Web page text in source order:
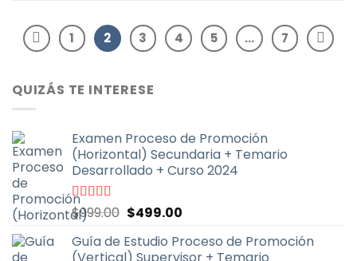
1 2 3 4 5 … 7
QUIZÁS TE INTERESE
Examen Proceso de Promoción
(Horizontal) Secundaria + Temario
Desarrollado + Curso 2024
Valorado
con
5
$999.00 El
original
$499.00El
actual
Guía de Estudio Proceso de Promoción